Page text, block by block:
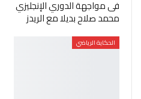
فى مواجهة الدوري الإنجليزي
محمد صلاح بديلا مع الريدز
الحكاية الرياضي